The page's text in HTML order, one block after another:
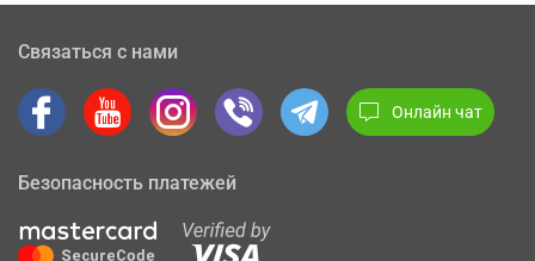
Связаться с нами
Онлайн чат
Безопасность платежей